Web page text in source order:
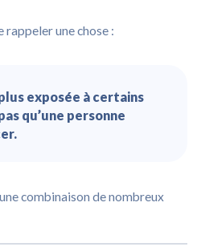
rappeler une chose :
exposée à certains
qu’une personne
combinaison de nombreux